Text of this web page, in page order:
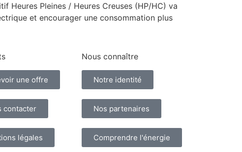
Heures Pleines / Heures Creuses (HP/HC) va
et encourager une consommation plus
une offre
contacter
légales
Nous connaître
Notre identité
Nos partenaires
Comprendre l'énergie